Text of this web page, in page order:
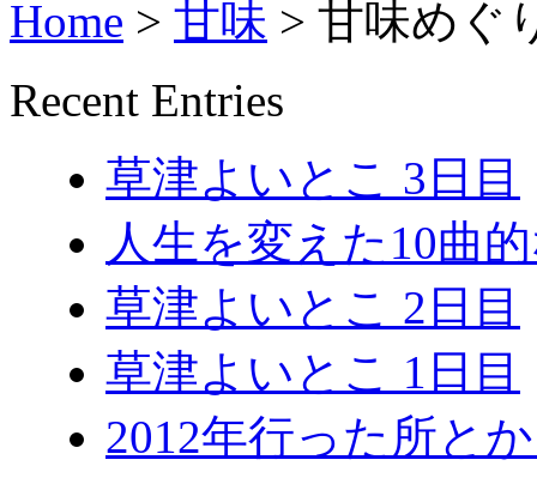
Home > 甘味 > 甘味めぐ
Recent Entries
草津よいとこ 3日目
人生を変えた10曲
草津よいとこ 2日目
草津よいとこ 1日目
2012年行った所と